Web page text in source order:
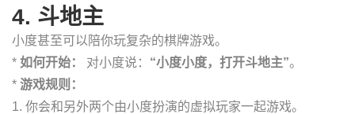
4. 斗地主
小度甚至可以陪你玩复杂的棋牌游戏。
* 如何开始： 对小度说： “小度小度，打开斗地主”。
* 游戏规则：
1. 你会和另外两个由小度扮演的虚拟玩家一起游戏。